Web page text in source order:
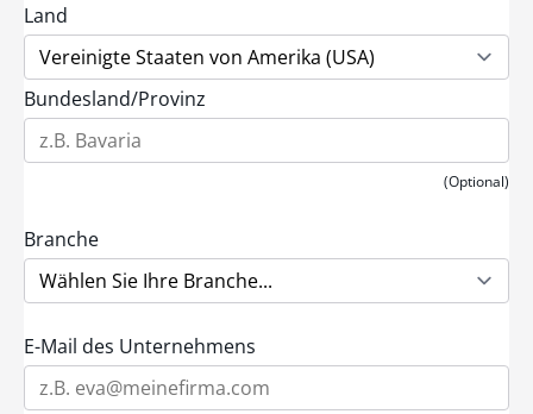
Land
Bundesland/Provinz
(Optional)
Branche
E-Mail des Unternehmens